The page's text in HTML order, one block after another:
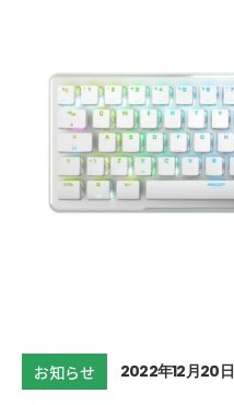
お知らせ 2022年12月20日